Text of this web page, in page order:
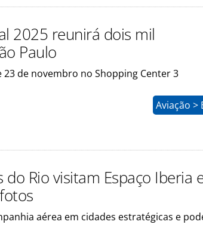
2025 reunirá dois mil
Paulo
23 de novembro no Shopping Center 3
Aviação >
do Rio visitam Espaço Iberia
aérea em cidades estratégicas e